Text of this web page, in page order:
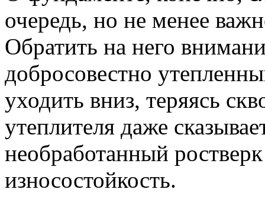
очередь, но не менее
Обратить на него
добросовестно
уходить вниз, теряясь
утеплителя даже
необработанный
износостойкость.